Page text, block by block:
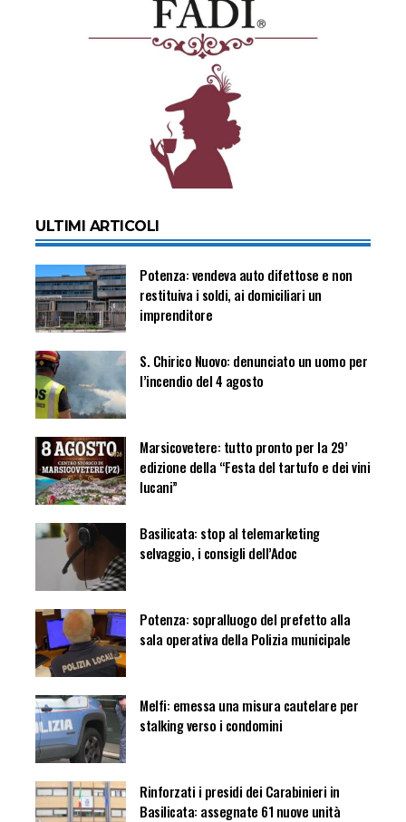
ULTIMI ARTICOLI
Potenza: vendeva auto difettose e non
restituiva i soldi, ai domiciliari un
imprenditore
S. Chirico Nuovo: denunciato un uomo per
l’incendio del 4 agosto
Marsicovetere: tutto pronto per la 29’
edizione della “Festa del tartufo e dei vini
lucani”
Basilicata: stop al telemarketing
selvaggio, i consigli dell’Adoc
Potenza: sopralluogo del prefetto alla
sala operativa della Polizia municipale
Melfi: emessa una misura cautelare per
stalking verso i condomini
Rinforzati i presidi dei Carabinieri in
Basilicata: assegnate 61 nuove unità